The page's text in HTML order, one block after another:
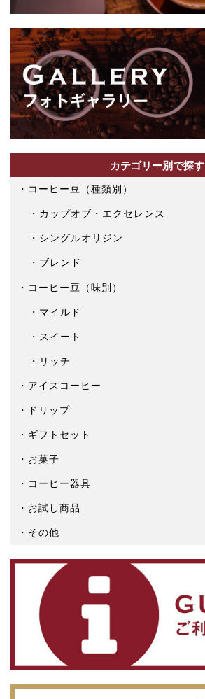
選
で
き
ま
す
カテゴリー別で探す
コーヒー豆（種類別）
カップオブ・エクセレンス
シングルオリジン
ブレンド
コーヒー豆（味別）
マイルド
スイート
リッチ
アイスコーヒー
ドリップ
ギフトセット
お菓子
コーヒー器具
お試し商品
その他